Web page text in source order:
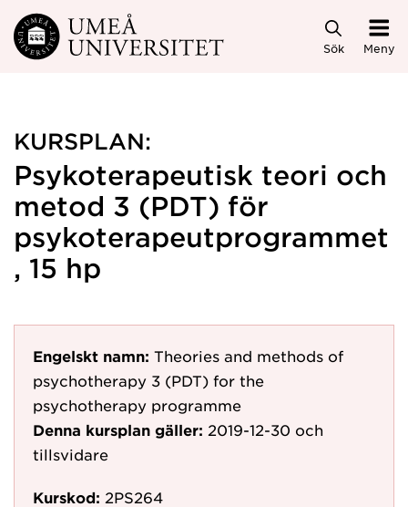
Hoppa direkt till innehållet
Sök Meny
KURSPLAN:
Psykoterapeutisk teori och
metod 3 (PDT) för
psykoterapeutprogrammet
, 15 hp
Engelskt namn: Theories and methods of
psychotherapy 3 (PDT) for the
psychotherapy programme
Denna kursplan gäller: 2019-12-30 och
tillsvidare
Kurskod: 2PS264